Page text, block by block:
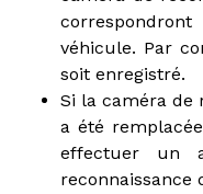
véhicule. Par
soit enregistré.
Si la caméra de
a été
effectuer un
reconnaissance